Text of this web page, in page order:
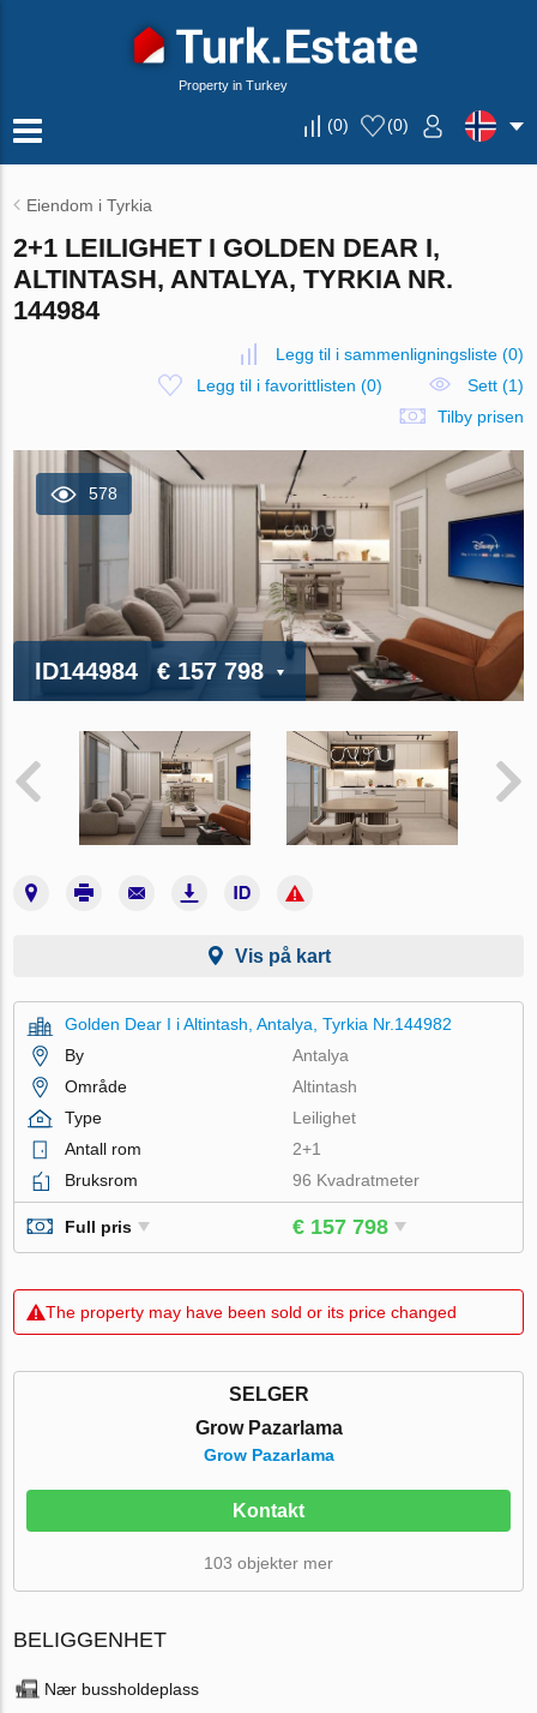
Property in Turkey
(0) (0)
Eiendom i Tyrkia
2+1 LEILIGHET I GOLDEN DEAR I,
ALTINTASH, ANTALYA, TYRKIA NR.
144984
Legg til i sammenligningsliste(0)
Legg til i favorittlisten (0)
Sett (1)
Tilby prisen
578
ID144984 € 157 798
Vis på kart
Golden Dear I i Altintash, Antalya, Tyrkia Nr.144982
By
Antalya
Område
Altintash
Type
Leilighet
Antall rom
2+1
Bruksrom
96 Kvadratmeter
Full pris € 157 798
The property may have been sold or its price changed
SELGER
Grow Pazarlama
Grow Pazarlama
Kontakt
103 objekter mer
BELIGGENHET
Nær bussholdeplass